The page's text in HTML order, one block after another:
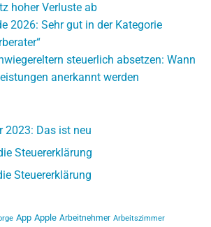
hoher Verluste ab
2026: Sehr gut in der Kategorie
steuerlich absetzen: Wann
anerkannt werden
2023: Das ist neu
Steuererklärung
Steuererklärung
App Apple Arbeitnehmer Arbeitszimmer